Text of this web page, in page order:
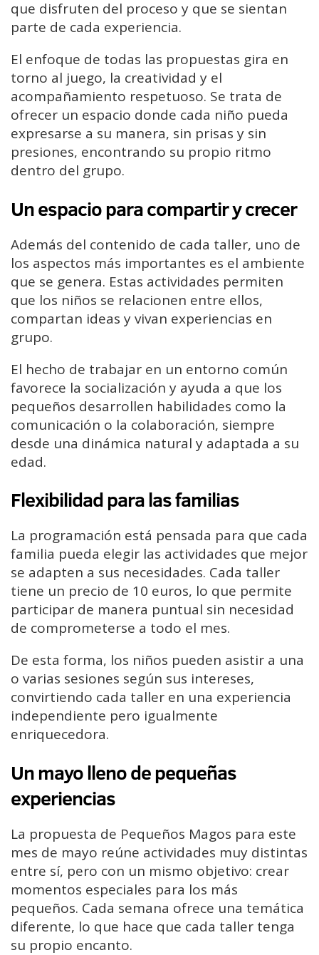
que disfruten del proceso y que se sientan
parte de cada experiencia.
El enfoque de todas las propuestas gira en
torno al juego, la creatividad y el
acompañamiento respetuoso. Se trata de
ofrecer un espacio donde cada niño pueda
expresarse a su manera, sin prisas y sin
presiones, encontrando su propio ritmo
dentro del grupo.
Un espacio para compartir y crecer
Además del contenido de cada taller, uno de
los aspectos más importantes es el ambiente
que se genera. Estas actividades permiten
que los niños se relacionen entre ellos,
compartan ideas y vivan experiencias en
grupo.
El hecho de trabajar en un entorno común
favorece la socialización y ayuda a que los
pequeños desarrollen habilidades como la
comunicación o la colaboración, siempre
desde una dinámica natural y adaptada a su
edad.
Flexibilidad para las familias
La programación está pensada para que cada
familia pueda elegir las actividades que mejor
se adapten a sus necesidades. Cada taller
tiene un precio de 10 euros, lo que permite
participar de manera puntual sin necesidad
de comprometerse a todo el mes.
De esta forma, los niños pueden asistir a una
o varias sesiones según sus intereses,
convirtiendo cada taller en una experiencia
independiente pero igualmente
enriquecedora.
Un mayo lleno de pequeñas
experiencias
La propuesta de Pequeños Magos para este
mes de mayo reúne actividades muy distintas
entre sí, pero con un mismo objetivo: crear
momentos especiales para los más
pequeños. Cada semana ofrece una temática
diferente, lo que hace que cada taller tenga
su propio encanto.